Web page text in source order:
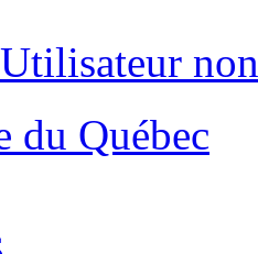
Utilisateur
du Québec